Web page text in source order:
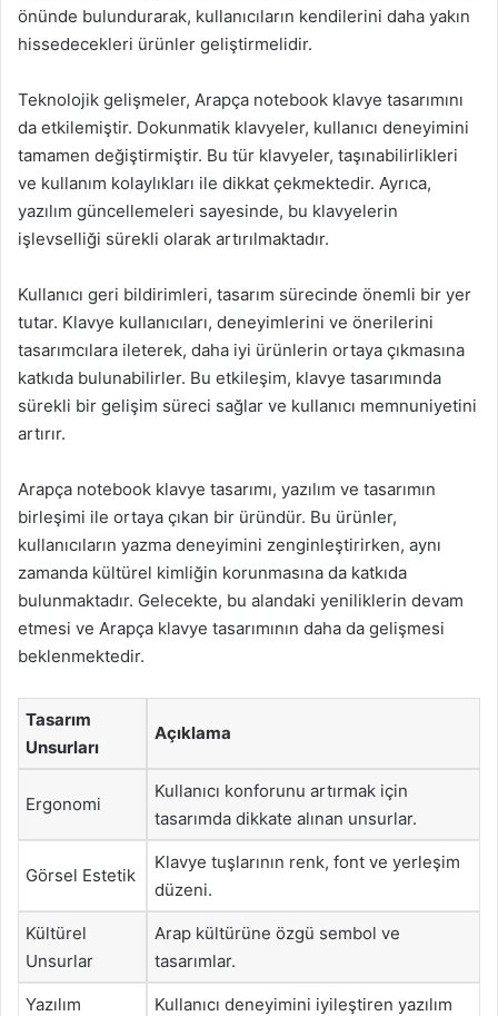
önünde bulundurarak, kullanıcıların kendilerini daha yakın
hissedecekleri ürünler geliştirmelidir.
Teknolojik gelişmeler, Arapça notebook klavye tasarımını
da etkilemiştir. Dokunmatik klavyeler, kullanıcı deneyimini
tamamen değiştirmiştir. Bu tür klavyeler, taşınabilirlikleri
ve kullanım kolaylıkları ile dikkat çekmektedir. Ayrıca,
yazılım güncellemeleri sayesinde, bu klavyelerin
işlevselliği sürekli olarak artırılmaktadır.
Kullanıcı geri bildirimleri, tasarım sürecinde önemli bir yer
tutar. Klavye kullanıcıları, deneyimlerini ve önerilerini
tasarımcılara ileterek, daha iyi ürünlerin ortaya çıkmasına
katkıda bulunabilirler. Bu etkileşim, klavye tasarımında
sürekli bir gelişim süreci sağlar ve kullanıcı memnuniyetini
artırır.
Arapça notebook klavye tasarımı, yazılım ve tasarımın
birleşimi ile ortaya çıkan bir üründür. Bu ürünler,
kullanıcıların yazma deneyimini zenginleştirirken, aynı
zamanda kültürel kimliğin korunmasına da katkıda
bulunmaktadır. Gelecekte, bu alandaki yeniliklerin devam
etmesi ve Arapça klavye tasarımının daha da gelişmesi
beklenmektedir.
Tasarım
Unsurları
Açıklama
Ergonomi
Kullanıcı konforunu artırmak için
tasarımda dikkate alınan unsurlar.
Görsel Estetik
Klavye tuşlarının renk, font ve yerleşim
düzeni.
Kültürel
Unsurlar
Arap kültürüne özgü sembol ve
tasarımlar.
Yazılım
Kullanıcı deneyimini iyileştiren yazılım